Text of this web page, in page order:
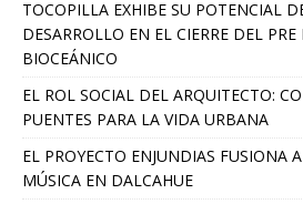
TOCOPILLA EXHIBE SU POTENCIAL
DESARROLLO EN EL CIERRE DEL
BIOCEÁNICO
EL ROL SOCIAL DEL ARQUITECTO:
PUENTES PARA LA VIDA URBANA
EL PROYECTO ENJUNDIAS FUSIONA
MÚSICA EN DALCAHUE